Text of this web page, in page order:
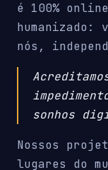
é 100%
humanizado:
nós,
sonhos
Nossos
lugares do